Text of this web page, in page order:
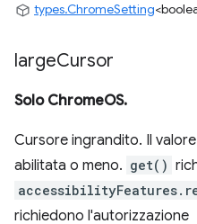
types.ChromeSetting
largeCursor
Solo ChromeOS.
Cursore ingrandito. Il
abilitata o meno. get()
richiedono l'autorizzazione